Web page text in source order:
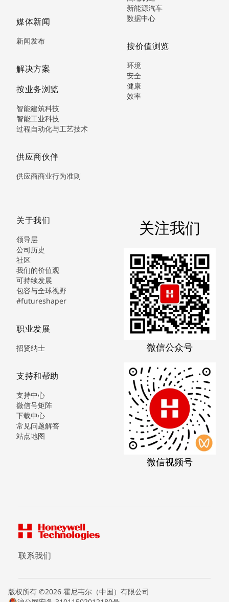
媒体新闻
新闻发布
解决方案
按业务浏览
智能建筑科技
智能工业科技
过程自动化与工艺技术
供应商伙伴
供应商商业行为准则
新能源汽车
数据中心
按价值浏览
环境
安全
健康
效率
关于我们
领导层
公司历史
社区
我们的价值观
可持续发展
包容与全球视野
#futureshaper
职业发展
招贤纳士
支持和帮助
支持中心
微信号矩阵
下载中心
常见问题解答
站点地图
关注我们
微信公众号
微信视频号
联系我们
版权所有 ©2026 霍尼韦尔（中国）有限公司